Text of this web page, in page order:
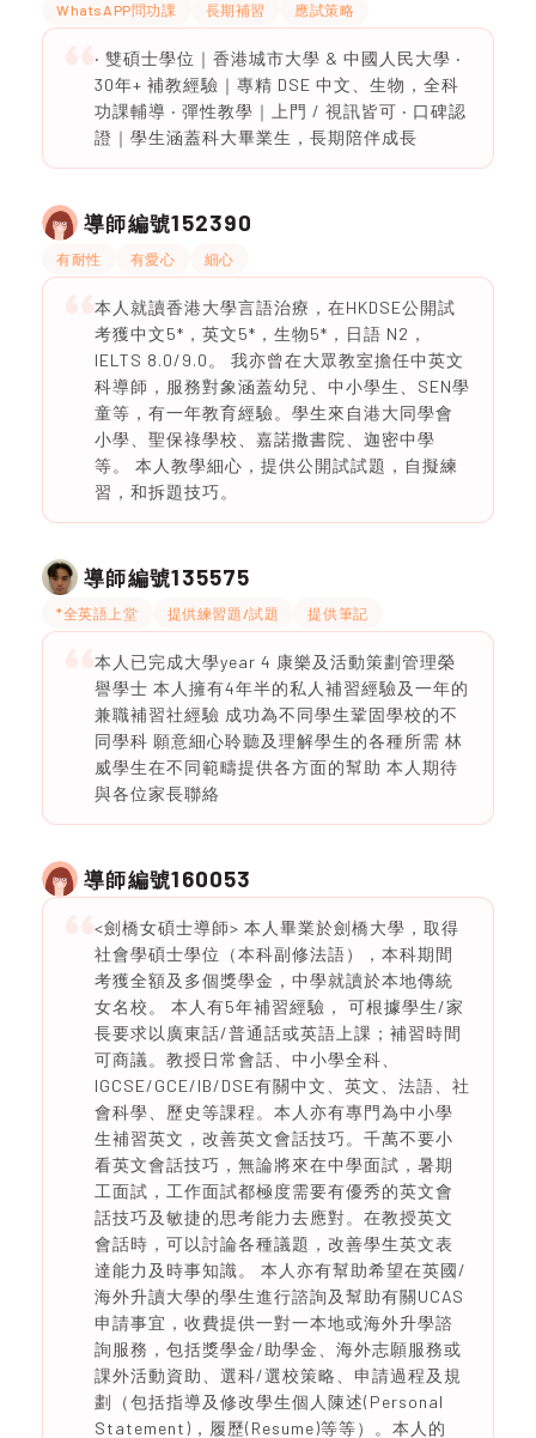
WhatsAPP問功課 長期補習 應試策略
‧ 雙碩士學位｜香港城市大學 & 中國人民大學 ‧
30年+ 補教經驗｜專精 DSE 中文、生物，全科
功課輔導 ‧ 彈性教學｜上門 / 視訊皆可 ‧ 口碑認
證｜學生涵蓋科大畢業生，長期陪伴成長
導師編號152390
有耐性 有愛心 細心
本人就讀香港大學言語治療，在HKDSE公開試
考獲中文5*，英文5*，生物5*，日語 N2，
IELTS 8.0/9.0。 我亦曾在大眾教室擔任中英文
科導師，服務對象涵蓋幼兒、中小學生、SEN學
童等，有一年教育經驗。學生來自港大同學會
小學、聖保祿學校、嘉諾撒書院、迦密中學
等。 本人教學細心，提供公開試試題，自擬練
習，和拆題技巧。
導師編號135575
*全英語上堂 提供練習題/試題 提供筆記
本人已完成大學year 4 康樂及活動策劃管理榮
譽學士 本人擁有4年半的私人補習經驗及一年的
兼職補習社經驗 成功為不同學生鞏固學校的不
同學科 願意細心聆聽及理解學生的各種所需 林
威學生在不同範疇提供各方面的幫助 本人期待
與各位家長聯絡
導師編號160053
<劍橋女碩士導師> 本人畢業於劍橋大學，取得
社會學碩士學位（本科副修法語），本科期間
考獲全額及多個獎學金，中學就讀於本地傳統
女名校。 本人有5年補習經驗， 可根據學生/家
長要求以廣東話/普通話或英語上課；補習時間
可商議。教授日常會話、中小學全科、
IGCSE/GCE/IB/DSE有關中文、英文、法語、社
會科學、歷史等課程。本人亦有專門為中小學
生補習英文，改善英文會話技巧。千萬不要小
看英文會話技巧，無論將來在中學面試，暑期
工面試，工作面試都極度需要有優秀的英文會
話技巧及敏捷的思考能力去應對。在教授英文
會話時，可以討論各種議題，改善學生英文表
達能力及時事知識。 本人亦有幫助希望在英國/
海外升讀大學的學生進行諮詢及幫助有關UCAS
申請事宜，收費提供一對一本地或海外升學諮
詢服務，包括獎學金/助學金、海外志願服務或
課外活動資助、選科/選校策略、申請過程及規
劃（包括指導及修改學生個人陳述(Personal
Statement)，履歷(Resume)等等）。本人的